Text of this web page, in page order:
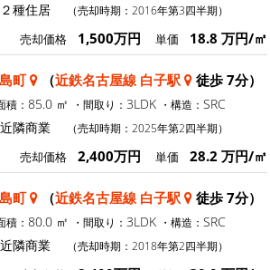
２種住居 （売却時期：2016年第3四半期）
売却価格 1,500万円 単価 18.8 万円/㎡
町 （近鉄名古屋線 白子駅 徒歩 7分）
積： 85.0 ㎡ ・間取り： 3LDK ・構造： SRC
近隣商業 （売却時期：2025年第2四半期）
売却価格 2,400万円 単価 28.2 万円/㎡
町 （近鉄名古屋線 白子駅 徒歩 7分）
積： 80.0 ㎡ ・間取り： 3LDK ・構造： SRC
近隣商業 （売却時期：2018年第2四半期）